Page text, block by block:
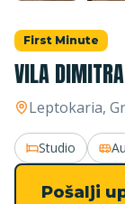
First Minute
VILA DIMITRA
Leptokaria,
Studio
Pošalji